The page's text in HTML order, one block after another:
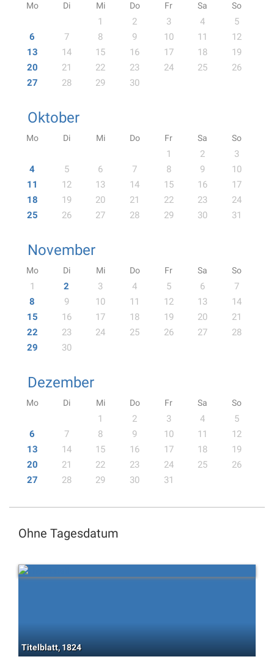
Mo Di Mi Do Fr Sa So
1 2 3 4
5
6
7 8 9 10 11
12
13
14 15 16 17 18
19
20
21 22 23 24 25
26
27
28 29 30
Oktober
Mo Di Mi Do Fr Sa So
1 2
3
4
5 6 7 8 9
10
11
12 13 14 15 16
17
18
19 20 21 22 23
24
25
26 27 28 29 30 31
November
Mo Di Mi Do Fr Sa So
1 2 3 4 5 6
7
8
9 10 11 12 13
14
15
16 17 18 19 20
21
22
23 24 25 26 27
28
29
30
Dezember
Mo Di Mi Do Fr Sa So
1 2 3 4
5
6
7 8 9 10 11
12
13
14 15 16 17 18
19
20
21 22 23 24 25
26
27
28 29 30 31
Ohne Tagesdatum
Titelblatt, 1824